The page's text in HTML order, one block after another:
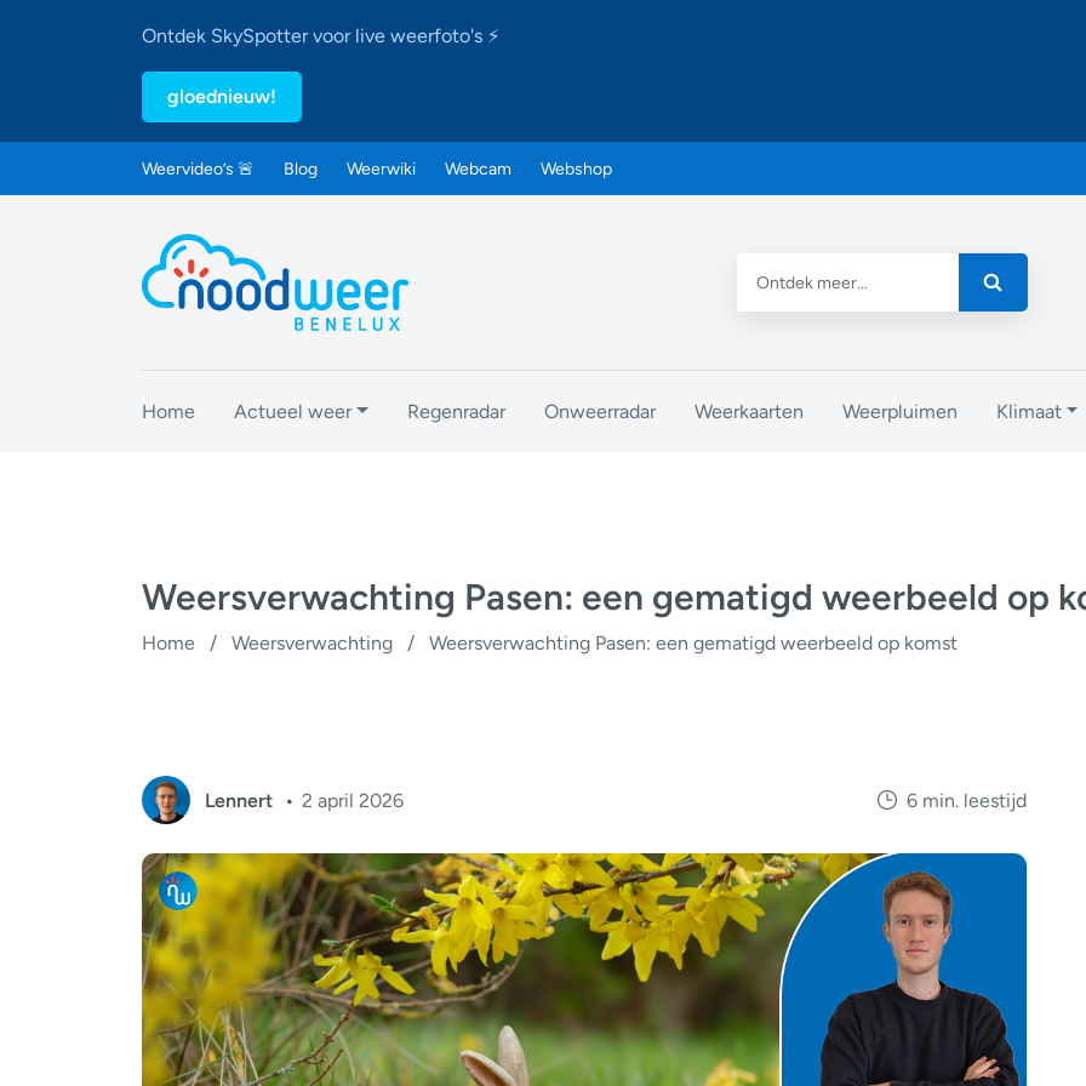
Ontdek SkySpotter voor live weerfoto's ⚡
gloednieuw!
Weervideo’s 🚨 Blog Weerwiki Webcam Webshop
Home Actueel weer Regenradar Onweerradar Weerkaarten Weerpluimen Klimaat
Weersverwachting Pasen: een gematigd weerbeeld op
Home / Weersverwachting / Weersverwachting Pasen: een gematigd weerbeeld op komst
Lennert 2 april 2026 6 min. leestijd